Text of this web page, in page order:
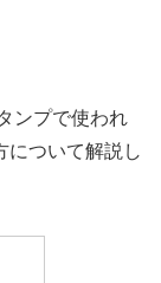
ンプで使われ
について解説し